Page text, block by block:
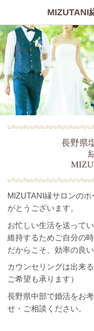
MIZUTANI
長野県
MIZUTANI縁サロンの
がとうございます。
お忙しい生活を送って
維持するためご自分の
だからこそ、効率の良
カウンセリングは出来
ご希望も承ります）
長野県中部で婚活をお
せ・ご相談ください。